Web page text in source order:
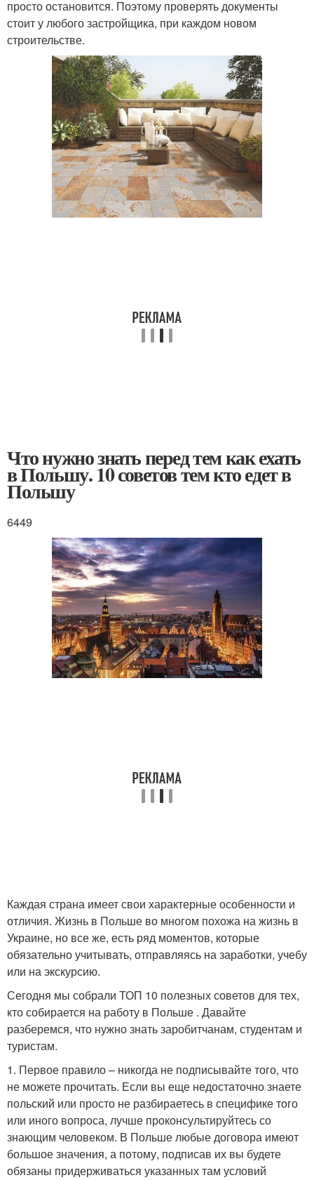
просто остановится. Поэтому проверять документы
стоит у любого застройщика, при каждом новом
строительстве.
Что нужно знать перед тем как ехать
в Польшу. 10 советов тем кто едет в
Польшу
6449
Каждая страна имеет свои характерные особенности и
отличия. Жизнь в Польше во многом похожа на жизнь в
Украине, но все же, есть ряд моментов, которые
обязательно учитывать, отправляясь на заработки, учебу
или на экскурсию.
Сегодня мы собрали ТОП 10 полезных советов для тех,
кто собирается на работу в Польше . Давайте
разберемся, что нужно знать заробитчанам, студентам и
туристам.
1. Первое правило – никогда не подписывайте того, что
не можете прочитать. Если вы еще недостаточно знаете
польский или просто не разбираетесь в специфике того
или иного вопроса, лучше проконсультируйтесь со
знающим человеком. В Польше любые договора имеют
большое значения, а потому, подписав их вы будете
обязаны придерживаться указанных там условий